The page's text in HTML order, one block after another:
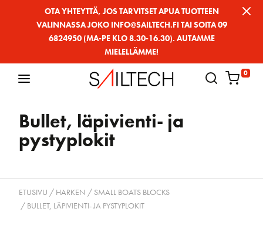
OTA YHTEYTTÄ, JOS TARVITSET APUA TUOTTEEN
VALINNASSA JOKO INFO@SAILTECH.FI TAI SOITA 09
6824950 (MA-PE KLO 8.30-16.30). AUTAMME
MIELELLÄMME!
0
Bullet, läpivienti- ja
pystyplokit
ETUSIVU / HARKEN / SMALL BOATS BLOCKS
/ BULLET, LÄPIVIENTI- JA PYSTYPLOKIT